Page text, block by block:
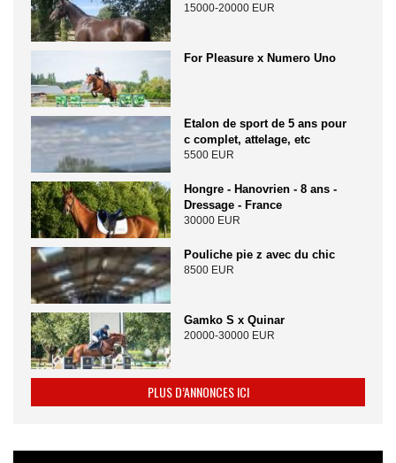
15000-20000 EUR
For Pleasure x Numero Uno
Etalon de sport de 5 ans pour
c complet, attelage, etc
5500 EUR
Hongre - Hanovrien - 8 ans -
Dressage - France
30000 EUR
Pouliche pie z avec du chic
8500 EUR
Gamko S x Quinar
20000-30000 EUR
PLUS D’ANNONCES ICI